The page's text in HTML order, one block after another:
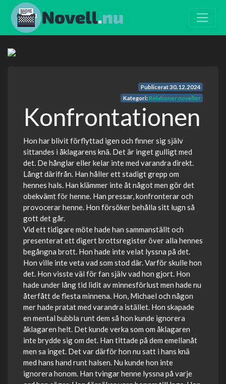
Publicerat30.12.2024
Kategori:Relationer noveller
Konfrontationen
Hon har blivit förflyttad igen och finner sig själv
sittandes i åklagarens knä. Det är inget gulligt med
det. De hånglar eller kelar inte med varandra direkt.
Långt därifrån. Han håller ett stadigt grepp om
hennes hals. Han klämmer inte åt något men gör det
obekvämt för henne. Han pressar, konfronterar och
provocerar henne. Hon försöker behålla sitt lugn så
gott det går.
Vid ett tidigare möte hade han sammanställt och
presenterat ett digert brottsregister över alla hennes
begångna brott. Hon hade inte velat lyssna på det.
Hon ville inte veta vad som stod där. Varför skulle hon
det. Hon visste väl för fan själv vad hon gjort. Hon
hade under lång tid lidit av minnesförlust men hade nu
återfått de flesta minnena. Hon, Michael och någon
mer hade pratat med varandra istället. Hon skapade
en mental bubbla runt dem så hon kunde ignorera
åklagaren helt. Det kunde verka som om åklagaren
inte brydde sig om det. Han tittade på dem emellanåt
men sa inget. Det var därför hon nu satt i hans knä
med hans hand runt halsen. Nu kunde hon inte
ignorera honom. Han tvingar henne lyssna på varje